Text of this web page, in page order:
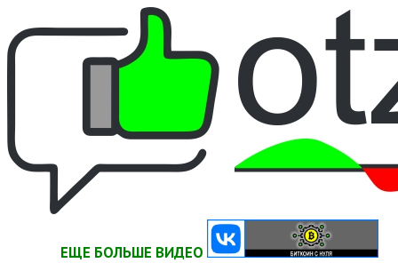
to
content
ЕЩЕ БОЛЬШЕ ВИДЕО